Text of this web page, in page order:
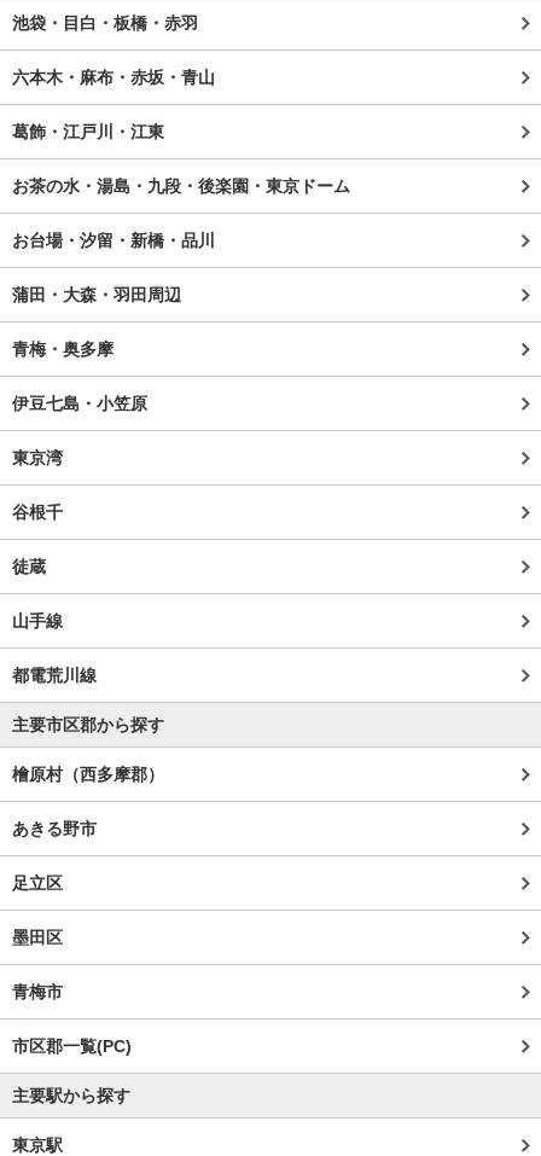
池袋・目白・板橋・赤羽
六本木・麻布・赤坂・青山
葛飾・江戸川・江東
お茶の水・湯島・九段・後楽園・東京ドーム
お台場・汐留・新橋・品川
蒲田・大森・羽田周辺
青梅・奥多摩
伊豆七島・小笠原
東京湾
谷根千
徒蔵
山手線
都電荒川線
主要市区郡から探す
檜原村（西多摩郡）
あきる野市
足立区
墨田区
青梅市
市区郡一覧(PC)
主要駅から探す
東京駅